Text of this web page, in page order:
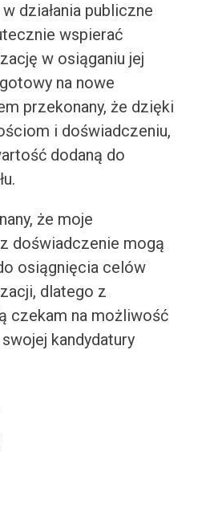
działania publiczne
wspierać
w osiąganiu jej
na nowe
przekonany, że dzięki
i doświadczeniu,
dodaną do
że moje
doświadczenie mogą
osiągnięcia celów
dlatego z
czekam na możliwość
kandydatury